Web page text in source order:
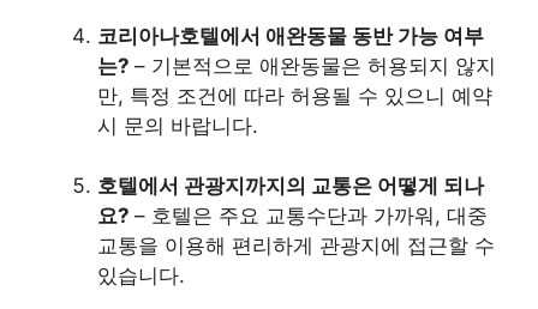
코리아나호텔에서 애완동물 동반 가능 여부
는? – 기본적으로 애완동물은 허용되지 않지
만, 특정 조건에 따라 허용될 수 있으니 예약
시 문의 바랍니다.
호텔에서 관광지까지의 교통은 어떻게 되나
요? – 호텔은 주요 교통수단과 가까워, 대중
교통을 이용해 편리하게 관광지에 접근할 수
있습니다.